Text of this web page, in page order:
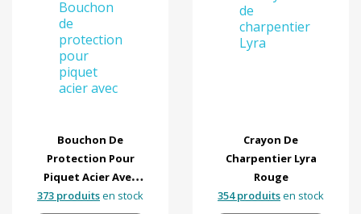
Bouchon De
Protection Pour
Piquet Acier Avec
Crochets
373 produitsen stock
Crayon De
Charpentier Lyra
Rouge
354 produitsen stock